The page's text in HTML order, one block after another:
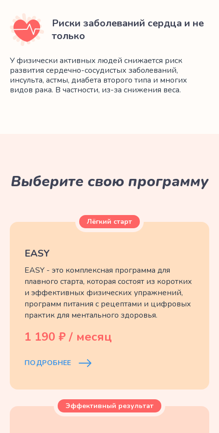
Риски заболеваний сердца и не
только
У физически активных людей снижается риск
развития сердечно-сосудистых заболеваний,
инсульта, астмы, диабета второго типа и многих
видов рака. В частности, из-за снижения веса.
Выберите свою программу
Лёгкий старт
EASY
EASY - это комплексная программа для
плавного старта, которая состоят из коротких
и эффективных физических упражнений,
программ питания с рецептами и цифровых
практик для ментального здоровья.
1 190 ₽ / месяц
ПОДРОБНЕЕ
Эффективный результат